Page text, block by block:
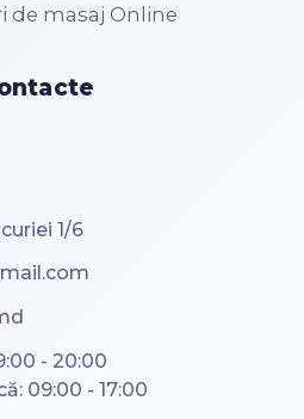
de masaj Online
1/6
- 20:00
09:00 - 17:00